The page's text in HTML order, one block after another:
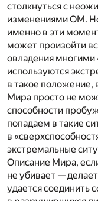
столкнуться с
изменениями ОМ.
именно в эти
может произойти
овладения многими
используются
в такое
Мира просто не
способности
попадаем в такие
в
экстремальные
Описание Мира,
не убивает —
удается соединить